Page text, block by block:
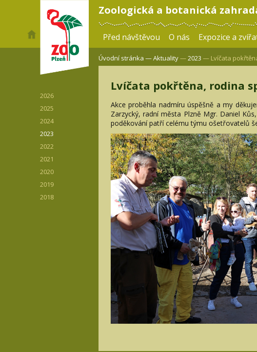
Zoologická a botanická
Před návštěvou O nás Expozice a
2026
2025
2024
2023
2022
2021
2020
2019
2018
Úvodní stránka —Aktuality—2023 — Lvíčata
Lvíčata pokřtěna, rodina
Akce proběhla nadmíru úspěšně a my
Zarzycký, radní města Plzně Mgr. Daniel
poděkování patří celému týmu ošetřovatelů